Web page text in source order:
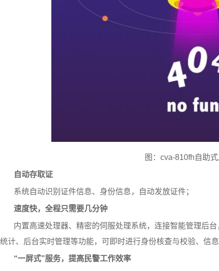
图： cva-810fh自助
自动存取证
系统自动识别证件信息、身份信息，自动发放证件；
速度快，全程只需要几分钟
内置高速处理器、精密的伺服处理系统，连接智能管理后
统计、后台实时管理等功能， 可即时进行身份核查与校验、信
“一屏式”服务， 提高民警工作效率